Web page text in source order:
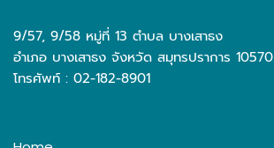
9/57, 9/58 หมู่ที่ 13 ตำบล บางเสาธง
อำเภอ บางเสาธง จังหวัด สมุทรปราการ 10570
โทรศัพท์ : 02-182-8901